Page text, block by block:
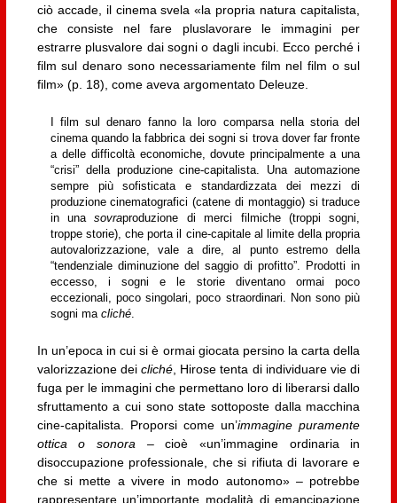
ciò accade, il cinema svela «la propria natura capitalista,
che consiste nel fare pluslavorare le immagini per
estrarre plusvalore dai sogni o dagli incubi. Ecco perché i
film sul denaro sono necessariamente film nel film o sul
film» (p. 18), come aveva argomentato Deleuze.
I film sul denaro fanno la loro comparsa nella storia del
cinema quando la fabbrica dei sogni si trova dover far fronte
a delle difficoltà economiche, dovute principalmente a una
“crisi” della produzione cine-capitalista. Una automazione
sempre più sofisticata e standardizzata dei mezzi di
produzione cinematografici (catene di montaggio) si traduce
in unasovraproduzione di merci filmiche (troppi sogni,
troppe storie), che porta il cine-capitale al limite della propria
autovalorizzazione, vale a dire, al punto estremo della
“tendenziale diminuzione del saggio di profitto”. Prodotti in
eccesso, i sogni e le storie diventano ormai poco
eccezionali, poco singolari, poco straordinari. Non sono più
sogni ma cliché.
In un’epoca in cui si è ormai giocata persino la carta della
valorizzazione deicliché , Hirose tenta di individuare vie di
fuga per le immagini che permettano loro di liberarsi dallo
sfruttamento a cui sono state sottoposte dalla macchina
cine-capitalista. Proporsi come un’immagine puramente
ottica o sonora – cioè «un’immagine ordinaria in
disoccupazione professionale, che si rifiuta di lavorare e
che si mette a vivere in modo autonomo» – potrebbe
rappresentare un’importante modalità di emancipazione